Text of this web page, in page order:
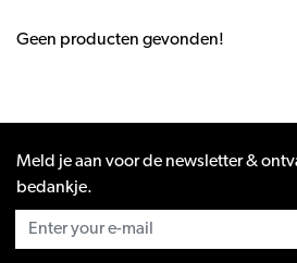
Geen producten gevonden!
Meld je aan voor de newsletter &
bedankje.